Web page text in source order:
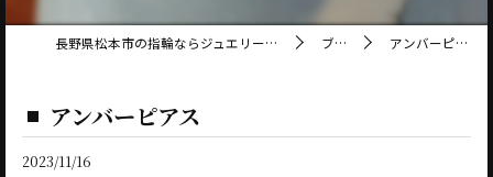
長野県松本市の指輪ならジュエリーサロン鶴 ブログ アンバーピアス
アンバーピアス
2023/11/16